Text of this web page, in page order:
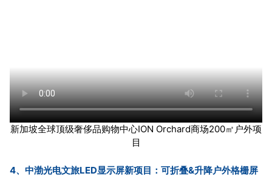
新加坡全球顶级奢侈品购物中心ION Orchard商场200㎡户外项
目
4、中渤光电文旅LED显示屏新项目：可折叠&升降户外格栅屏